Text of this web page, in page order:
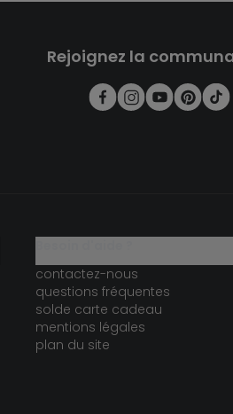
Rejoignez la
contactez-nous
questions fréquentes
solde carte cadeau
mentions légales
plan du site